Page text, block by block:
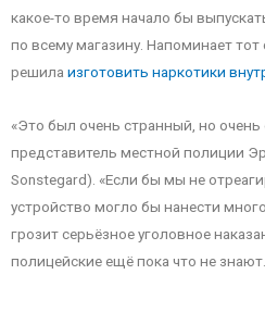
какое-то время начало бы
по всему магазину. Напоминает
решила изготовить наркотики
«Это был очень странный, но очень
представитель местной полиции
Sonstegard). «Если бы мы не
устройство могло бы нанести
грозит серьёзное уголовное
полицейские ещё пока что не знают.